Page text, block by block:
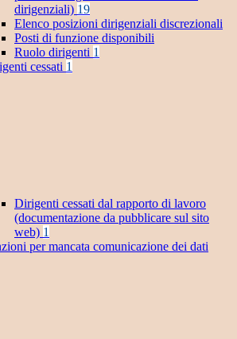
dirigenziali) 19
Elenco posizioni dirigenziali discrezionali
Posti di funzione disponibili
Ruolo dirigenti 1
cessati 1
Dirigenti cessati dal rapporto di lavoro
(documentazione da pubblicare sul sito
web) 1
per mancata comunicazione dei dati